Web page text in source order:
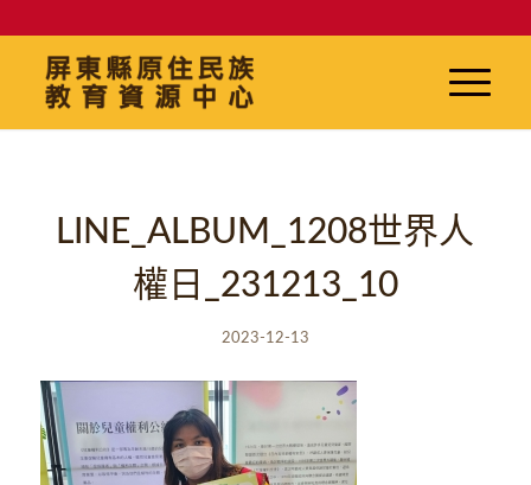
LINE_ALBUM_1208世界人
權日_231213_10
2023-12-13